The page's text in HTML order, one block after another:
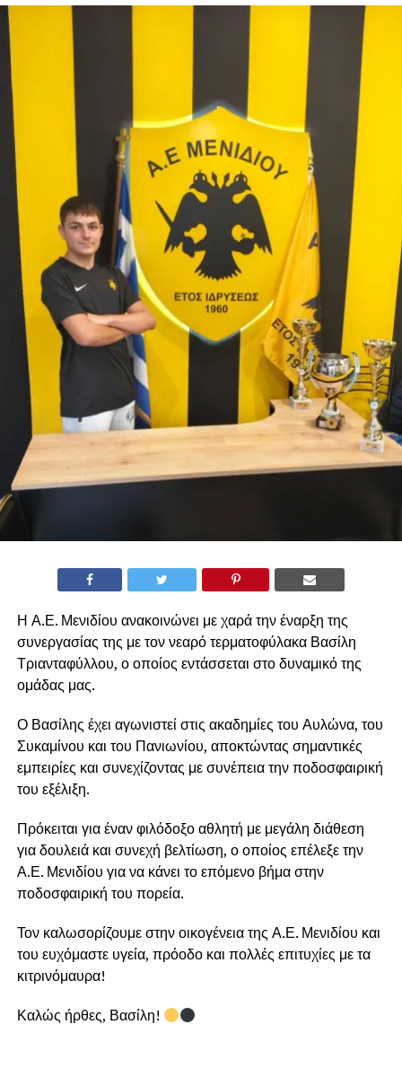
Η Α.Ε. Μενιδίου ανακοινώνει με χαρά την έναρξη της
συνεργασίας της με τον νεαρό τερματοφύλακα Βασίλη
Τριανταφύλλου, ο οποίος εντάσσεται στο δυναμικό της
ομάδας μας.
Ο Βασίλης έχει αγωνιστεί στις ακαδημίες του Αυλώνα, του
Συκαμίνου και του Πανιωνίου, αποκτώντας σημαντικές
εμπειρίες και συνεχίζοντας με συνέπεια την ποδοσφαιρική
του εξέλιξη.
Πρόκειται για έναν φιλόδοξο αθλητή με μεγάλη διάθεση
για δουλειά και συνεχή βελτίωση, ο οποίος επέλεξε την
Α.Ε. Μενιδίου για να κάνει το επόμενο βήμα στην
ποδοσφαιρική του πορεία.
Τον καλωσορίζουμε στην οικογένεια της Α.Ε. Μενιδίου και
του ευχόμαστε υγεία, πρόοδο και πολλές επιτυχίες με τα
κιτρινόμαυρα!
Καλώς ήρθες, Βασίλη!